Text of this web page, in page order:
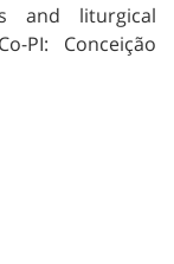
and liturgical
PI: Conceição